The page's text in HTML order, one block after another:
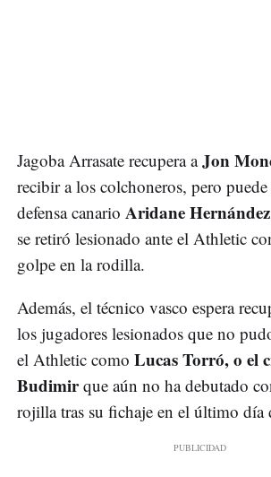
Jagoba Arrasate recupera aJon
recibir a los colchoneros, pero
defensa canario Aridane Hernández
se retiró lesionado ante el Athletic
golpe en la rodilla.
Además, el técnico vasco espera
los jugadores lesionados que no
el Athletic como Lucas Torró, o el
Budimirque aún no ha debutado
rojilla tras su fichaje en el último día